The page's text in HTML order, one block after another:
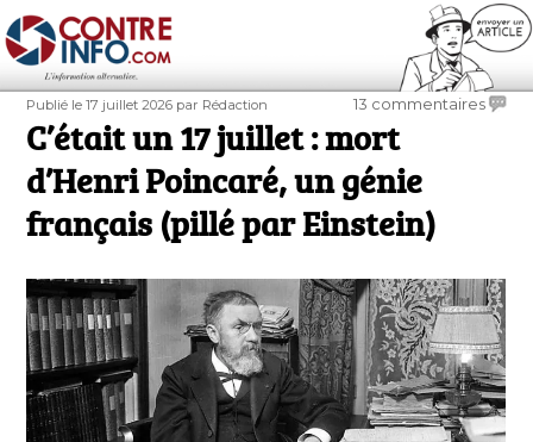
Contre-Info
Publié
le
Publié le 17 juillet 2026 Auteur
par Rédaction 13 commentairessur
un
génie
(pillé
par
C’était un 17 juillet : mort
d’Henri Poincaré, un génie
français (pillé par Einstein)